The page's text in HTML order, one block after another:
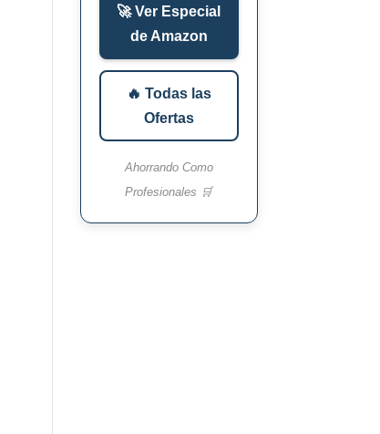
🚀 Ver Especial
de Amazon
🔥 Todas las
Ofertas
Ahorrando Como
Profesionales 🛒